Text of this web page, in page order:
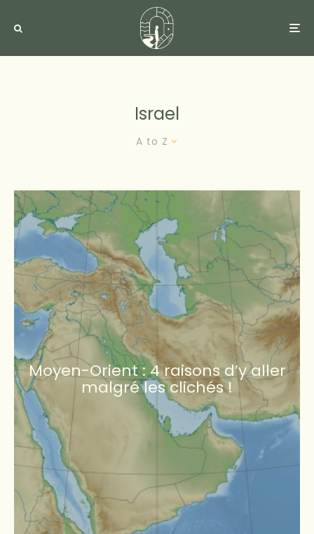
Israel
A to Z
Moyen-Orient : 4 raisons d’y aller
malgré les clichés !